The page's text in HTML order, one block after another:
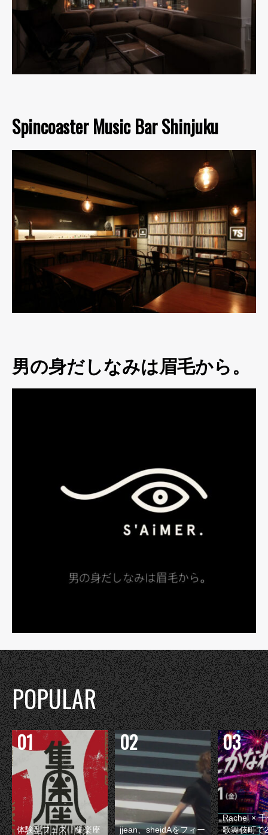
Spincoaster Music Bar Shinjuku
男の身だしなみは眉毛から。
POPULAR
体験型フェス『集楽座
jjean、sheidAをフィー
Rachel ×
歌舞伎町で